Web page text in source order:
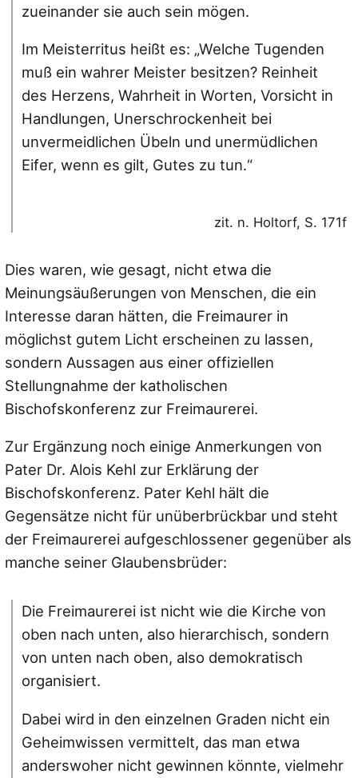
zueinander sie auch sein mögen.
Im Meisterritus heißt es: „Welche Tugenden
muß ein wahrer Meister besitzen? Reinheit
des Herzens, Wahrheit in Worten, Vorsicht in
Handlungen, Unerschrockenheit bei
unvermeidlichen Übeln und unermüdlichen
Eifer, wenn es gilt, Gutes zu tun.“
zit. n. Holtorf, S. 171f
Dies waren, wie gesagt, nicht etwa die
Meinungsäußerungen von Menschen, die ein
Interesse daran hätten, die Freimaurer in
möglichst gutem Licht erscheinen zu lassen,
sondern Aussagen aus einer offiziellen
Stellungnahme der katholischen
Bischofskonferenz zur Freimaurerei.
Zur Ergänzung noch einige Anmerkungen von
Pater Dr. Alois Kehl zur Erklärung der
Bischofskonferenz. Pater Kehl hält die
Gegensätze nicht für unüberbrückbar und steht
der Freimaurerei aufgeschlossener gegenüber als
manche seiner Glaubensbrüder:
Die Freimaurerei ist nicht wie die Kirche von
oben nach unten, also hierarchisch, sondern
von unten nach oben, also demokratisch
organisiert.
Dabei wird in den einzelnen Graden nicht ein
Geheimwissen vermittelt, das man etwa
anderswoher nicht gewinnen könnte, vielmehr